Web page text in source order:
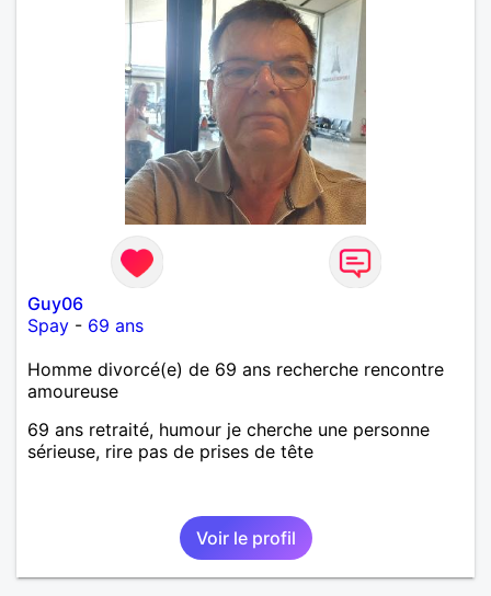
Guy06
Spay - 69 ans
Homme divorcé(e) de 69 ans recherche rencontre
amoureuse
69 ans retraité, humour je cherche une personne
sérieuse, rire pas de prises de tête
Voir le profil